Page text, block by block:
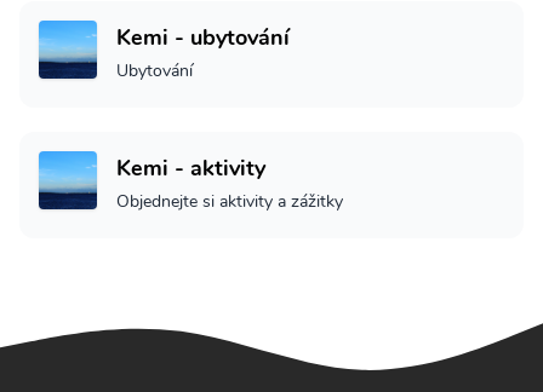
Kemi - ubytování
Ubytování
Kemi - aktivity
Objednejte si aktivity a zážitky